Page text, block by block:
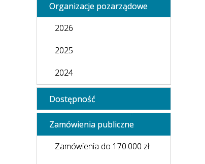
Organizacje pozarządowe
2026
2025
2024
Dostępność
Zamówienia publiczne
Zamówienia do 170.000 zł